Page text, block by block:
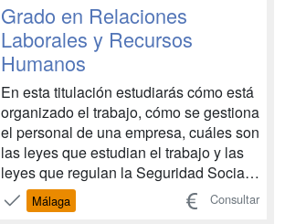
Grado en Relaciones
Laborales y Recursos
Humanos
En esta titulación estudiarás cómo está
organizado el trabajo, cómo se gestiona
el personal de una empresa, cuáles son
las leyes que estudian el trabajo y las
leyes que regulan la Seguridad Social.
Además de prepararte teóricamente
también se te proporcionará una
Málaga Consultar